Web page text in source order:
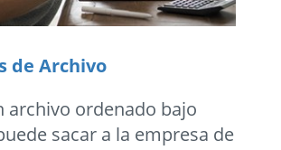
de Archivo
archivo ordenado bajo
sacar a la empresa de